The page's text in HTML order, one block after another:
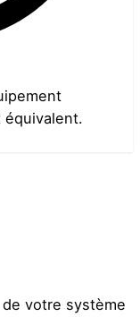
équivalent.
votre système